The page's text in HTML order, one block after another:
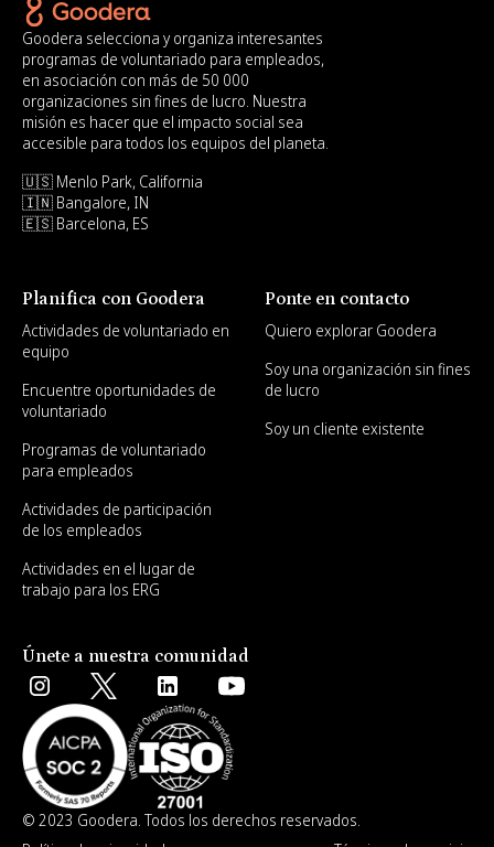
Goodera selecciona y organiza interesantes
programas de voluntariado para empleados,
en asociación con más de 50 000
organizaciones sin fines de lucro. Nuestra
misión es hacer que el impacto social sea
accesible para todos los equipos del planeta.
🇺🇸 Menlo Park, California
🇮🇳 Bangalore, IN
🇪🇸 Barcelona, ES
Planifica con Goodera
Actividades de voluntariado en
equipo
Encuentre oportunidades de
voluntariado
Programas de voluntariado
para empleados
Actividades de participación
de los empleados
Actividades en el lugar de
trabajo para los ERG
Ponte en contacto
Quiero explorar Goodera
Soy una organización sin fines
de lucro
Soy un cliente existente
Únete a nuestra comunidad
© 2023 Goodera. Todos los derechos reservados.